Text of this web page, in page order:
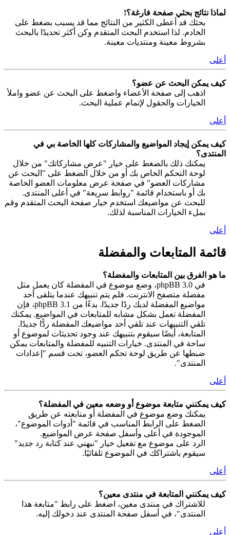
لماذا نتائج بحثي صفحة فارغة؟!
بحثك قد أعطى الكثير من النتائج مما قد يسبب بضغط على
الخادم. لذا استخدم البحث المتقدم وكن أكثر تحديدًا بالبحث
بشروط معينة ومنتديات معينة.
أعلى
كيف يمكن البحث عن عضو؟
اذهب إلى صفحة الأعضاء واضغط على البحث عن عضو واملأ
الخيارات والحقول لإتمام عملية البحث.
أعلى
كيف يمكن إيجاد المواضيع والمشاركات كلها الخاصة بي في
المنتدى؟
يمكنك ذلك بالضغط على خيار "عرض مشاركاتك" من خلال
لوحة التحكم الخاص بك أو من خلال الضغط على "البحث عن
مشاركات العضو" في صفحة عرض معلومات العضو الخاصة
بك أو باستخدام قائمة "روابط سريعة" في أعلى المنتدى.
للبحث عن مواضيعك استخدم خيار صفحة البحث المتقدم وقم
بملء الخيارات المناسبة لذلك.
أعلى
قائمة المتابعات والمفضلة
ما هو الفرق بين المتابعات والمفضلة؟
في phpBB 3.0، وضع موضوع في المفضلة كان يعمل مثل
مفضلة متصفح الانترنت. فلم يتم تنبيهك عندما يتلقى أحد
مواضيع المفضلة لديك ردًا جديدًا. بدءًا من phpBB 3.1، فإن
المفضلة تعمل بشكل مشابه للمتابعات في المواضيع. يمكنك
تلقي التنبيهات عند تلقي أحد مواضيعك المفضلة ردًّا جديدًا.
المتابعة، أيضًا سيقوم بتنبيهك عند وجود تحديثات لموضوع أو
ساحة في المنتدى. خيارات التنبيه للمفضلة والمتابعات يمكن
ضبطها عن طريق لوحة تحكم العضو، تحت قسم "إعدادات
المنتدى".
أعلى
كيف يمكنني متابعة موضوع أو وضعه معين في المفضلة؟
يمكنك وضع موضوع في المفضلة أو متابعته عن طريق
الضغط على الرابط المناسب في قائمة "أدوات الموضوع"،
الموجودة في أعلى وأسفل صفحة عرض المواضيع.
الرد على موضوع مع تفعيل خيار "نبهني عند كتابة رد جديد"
سيقوم باشتراكك في الموضوع تلقائيًا.
أعلى
كيف يمكنني المتابعة في منتدى معين؟
للاشتراك في منتدى معين، اضغط على رابط "متابعة هذا
المنتدى"، في أسفل صفحة المنتدى عند دخولك إليه.
أعلى